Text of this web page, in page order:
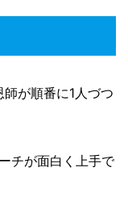
が順番に1人づつ
チが面白く上手で